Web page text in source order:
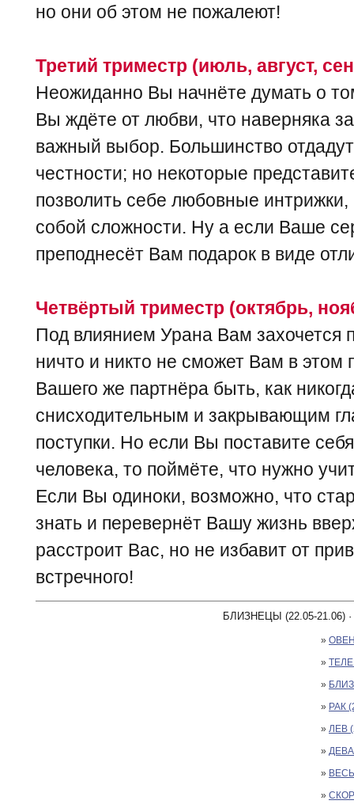
но они об этом не пожалеют!
Третий триместр (июль, август,
Неожиданно Вы начнёте думать о
Вы ждёте от любви, что наверняка
важный выбор. Большинство
честности; но некоторые
позволить себе любовные интрижки,
собой сложности. Ну а если Ваше
преподнесёт Вам подарок в виде
Четвёртый триместр (октябрь,
Под влиянием Урана Вам захочется
ничто и никто не сможет Вам в этом
Вашего же партнёра быть, как
снисходительным и закрывающим
поступки. Но если Вы поставите
человека, то поймёте, что нужно
Если Вы одиноки, возможно, что
знать и перевернёт Вашу жизнь
расстроит Вас, но не избавит от
встречного!
БЛИЗНЕЦЫ (22.05-21.06) ·
» ОВЕН
»
»
» РАК
» ЛЕВ
» ДЕВА
»
»